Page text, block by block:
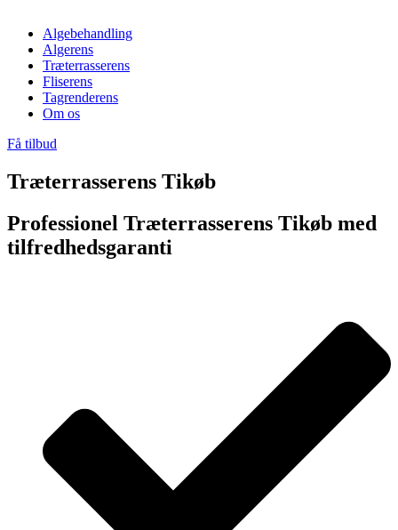
Algebehandling
Algerens
Træterrasserens
Fliserens
Tagrenderens
Om os
Få tilbud
Træterrasserens Tikøb
Professionel Træterrasserens Tikøb med
tilfredhedsgaranti